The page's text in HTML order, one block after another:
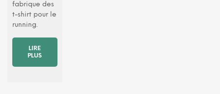
fabrique des
t-shirt pour le
running.
LIRE
PLUS